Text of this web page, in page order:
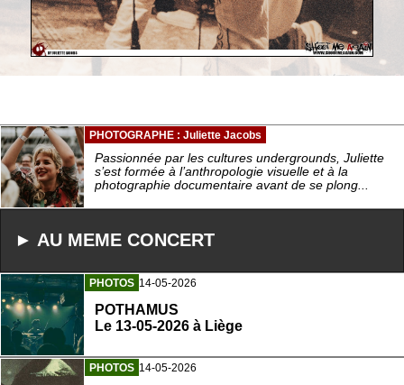
PHOTOGRAPHE : Juliette Jacobs
Passionnée par les cultures undergrounds, Juliette
s’est formée à l’anthropologie visuelle et à la
photographie documentaire avant de se plong...
► AU MEME CONCERT
PHOTOS 14-05-2026
POTHAMUS
Le 13-05-2026 à Liège
PHOTOS 14-05-2026